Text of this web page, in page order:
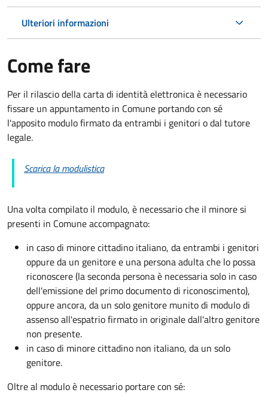
Ulteriori informazioni
Come fare
Per il rilascio della carta di identità elettronica è necessario
fissare un appuntamento in Comune portando con sé
l'apposito modulo firmato da entrambi i genitori o dal tutore
legale.
Scarica la modulistica
Una volta compilato il modulo, è necessario che il minore si
presenti in Comune accompagnato:
in caso di minore cittadino italiano, da entrambi i genitori
oppure da un genitore e una persona adulta che lo possa
riconoscere (la seconda persona è necessaria solo in caso
dell'emissione del primo documento di riconoscimento),
oppure ancora, da un solo genitore munito di modulo di
assenso all'espatrio firmato in originale dall'altro genitore
non presente.
in caso di minore cittadino non italiano, da un solo
genitore.
Oltre al modulo è necessario portare con sé: